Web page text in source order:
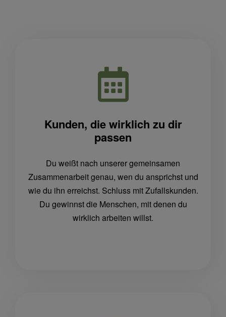
Kunden, die wirklich zu dir
passen
Du weißt nach unserer gemeinsamen
Zusammenarbeit genau, wen du ansprichst und
wie du ihn erreichst. Schluss mit Zufallskunden.
Du gewinnst die Menschen, mit denen du
wirklich arbeiten willst.